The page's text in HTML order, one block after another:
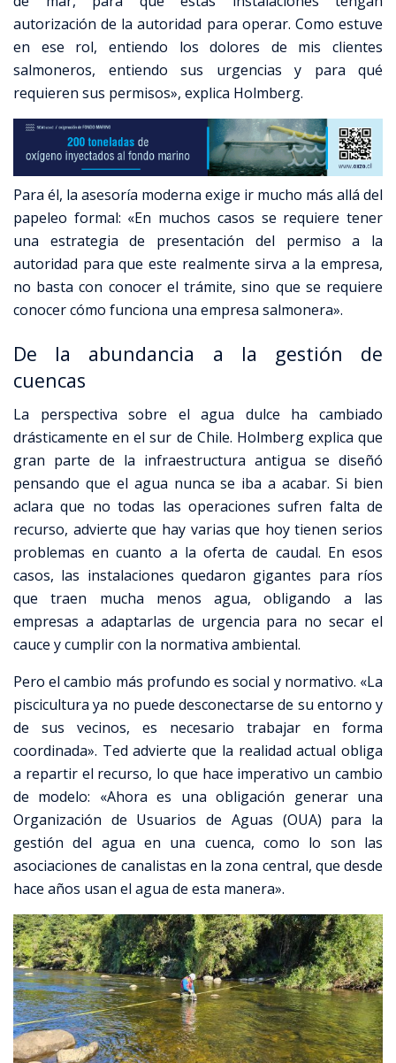
autorización de la autoridad para operar. Como estuve
en ese rol, entiendo los dolores de mis clientes
salmoneros, entiendo sus urgencias y para qué
requieren sus permisos», explica Holmberg.
Para él, la asesoría moderna exige ir mucho más allá del
papeleo formal: «En muchos casos se requiere tener
una estrategia de presentación del permiso a la
autoridad para que este realmente sirva a la empresa,
no basta con conocer el trámite, sino que se requiere
conocer cómo funciona una empresa salmonera».
De la abundancia a la gestión de
cuencas
La perspectiva sobre el agua dulce ha cambiado
drásticamente en el sur de Chile. Holmberg explica que
gran parte de la infraestructura antigua se diseñó
pensando que el agua nunca se iba a acabar. Si bien
aclara que no todas las operaciones sufren falta de
recurso, advierte que hay varias que hoy tienen serios
problemas en cuanto a la oferta de caudal. En esos
casos, las instalaciones quedaron gigantes para ríos
que traen mucha menos agua, obligando a las
empresas a adaptarlas de urgencia para no secar el
cauce y cumplir con la normativa ambiental.
Pero el cambio más profundo es social y normativo. «La
piscicultura ya no puede desconectarse de su entorno y
de sus vecinos, es necesario trabajar en forma
coordinada». Ted advierte que la realidad actual obliga
a repartir el recurso, lo que hace imperativo un cambio
de modelo: «Ahora es una obligación generar una
Organización de Usuarios de Aguas (OUA) para la
gestión del agua en una cuenca, como lo son las
asociaciones de canalistas en la zona central, que desde
hace años usan el agua de esta manera».